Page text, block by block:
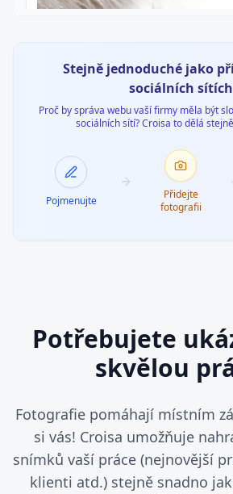
Manikúra
Stejně jednoduché jako
sociálních sítích
Proč by správa webu vaší firmy měla být
sociálních sítí? Croisa to dělá
Pojmenujte
Přidejte
fotografii
Potřebujete
skvělou
Fotografie pomáhají místním
si vás! Croisa umožňuje
snímků vaší práce (nejnovější
klienti atd.) stejně snadno